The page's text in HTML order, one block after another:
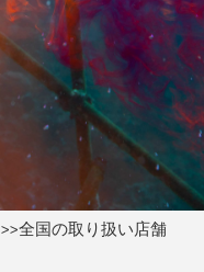
>>全国の取り扱い店舗